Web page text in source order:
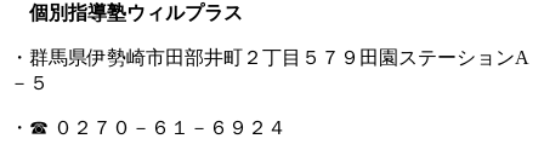
個別指導塾ウィルプラス
・群馬県伊勢崎市田部井町２丁目５７９田園ステーションA
－５
・☎ ０２７０－６１－６９２４